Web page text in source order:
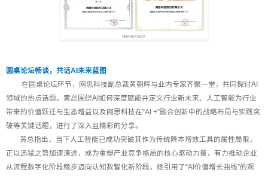
圆桌论坛畅谈，共话AI未来蓝图
在圆桌论坛环节，网思科技副总裁黄朝晖与业内专家齐聚一堂，共同探讨AI
领域的热点话题。黄总围绕AI如何深度赋能并定义行业新未来、人工智能为行业
带来的价值跃迁与生态增益以及网思科技在“AI +”融合创新中的战略布局与实践突
破等关键话题，进行了深入且精彩的分享。
黄总指出，当下人工智能已成功突破其作为传统降本增效工具的属性局限，
正以迅猛之势加速演进，成为重塑产业竞争格局的核心驱动力量，有力推动企业
从流程数字化阶段稳步迈向认知数智化新阶段。她引用了“AI价值增长曲线”的观